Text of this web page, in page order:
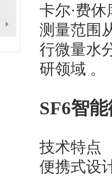
卡尔·费
测量范围
行微量水
研领域 。
SF6智
技术特点
便携式设